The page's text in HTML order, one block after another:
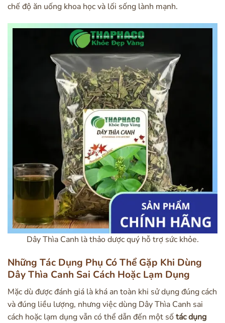
chế độ ăn uống khoa học và lối sống lành mạnh.
Dây Thìa Canh là thảo dược quý hỗ trợ sức khỏe.
Những Tác Dụng Phụ Có Thể Gặp Khi Dùng
Dây Thìa Canh Sai Cách Hoặc Lạm Dụng
Mặc dù được đánh giá là khá an toàn khi sử dụng đúng cách
và đúng liều lượng, nhưng việc dùng Dây Thìa Canh sai
cách hoặc lạm dụng vẫn có thể dẫn đến một sốtác dụng